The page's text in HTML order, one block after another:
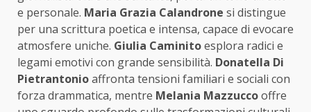
e personale. Maria Grazia Calandrone si distingue
per una scrittura poetica e intensa, capace di evocare
atmosfere uniche. Giulia Caminitoesplora radici e
legami emotivi con grande sensibilità. Donatella Di
Pietrantonioaffronta tensioni familiari e sociali con
forza drammatica, mentre Melania Mazzuccooffre